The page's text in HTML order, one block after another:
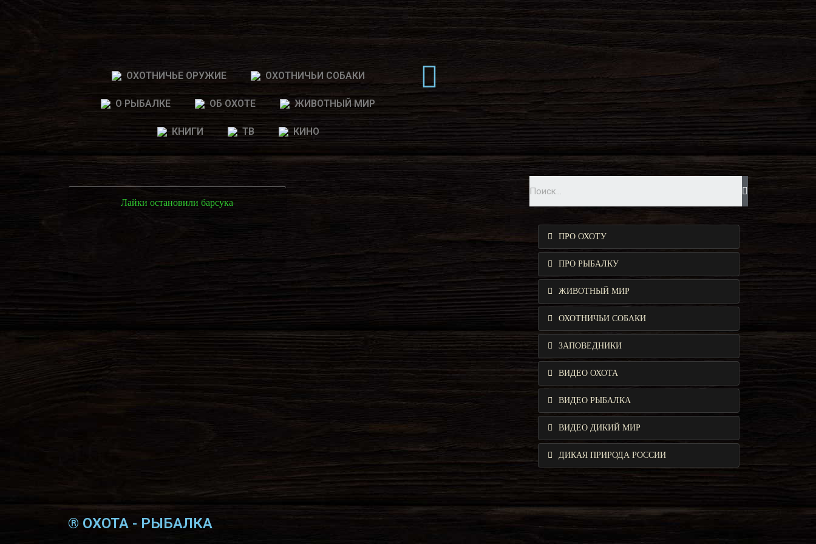
ОХОТНИЧЬЕ ОРУЖИЕ ОХОТНИЧЬИ СОБАКИ
О РЫБАЛКЕ ОБ ОХОТЕ ЖИВОТНЫЙ МИР
КНИГИ ТВ КИНО
Лайки остановили барсука
ПРО ОХОТУ
ПРО РЫБАЛКУ
ЖИВОТНЫЙ МИР
ОХОТНИЧЬИ СОБАКИ
ЗАПОВЕДНИКИ
ВИДЕО ОХОТА
ВИДЕО РЫБАЛКА
ВИДЕО ДИКИЙ МИР
ДИКАЯ ПРИРОДА РОССИИ
® ОХОТА - РЫБАЛКА